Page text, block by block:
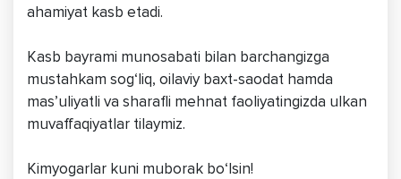
ahamiyat kasb etadi.
Kasb bayrami munosabati bilan barchangizga
mustahkam sog‘liq, oilaviy baxt-saodat hamda
mas’uliyatli va sharafli mehnat faoliyatingizda ulkan
muvaffaqiyatlar tilaymiz.
Kimyogarlar kuni muborak bo‘lsin!